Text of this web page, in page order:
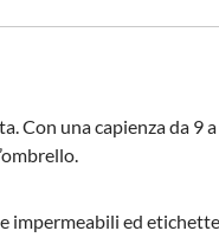
Con una capienza da 9
impermeabili ed